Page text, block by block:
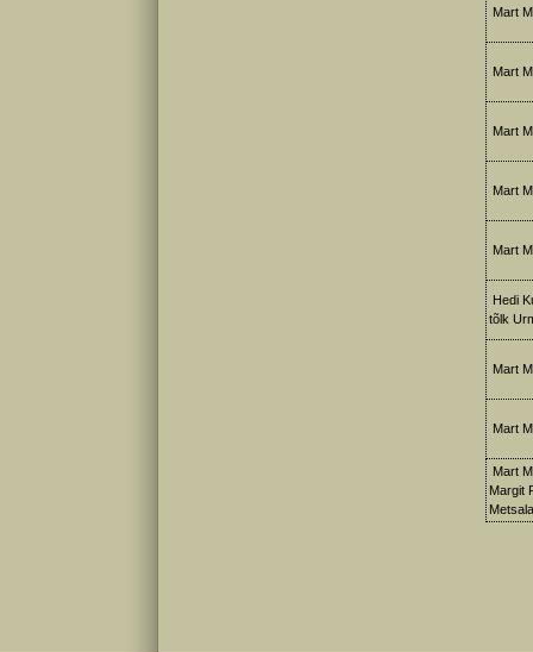
Mart
Mart
Mart
Mart
Mart
Hedi
tõlk
Mart
Mart
Mart
Margit
Metsala